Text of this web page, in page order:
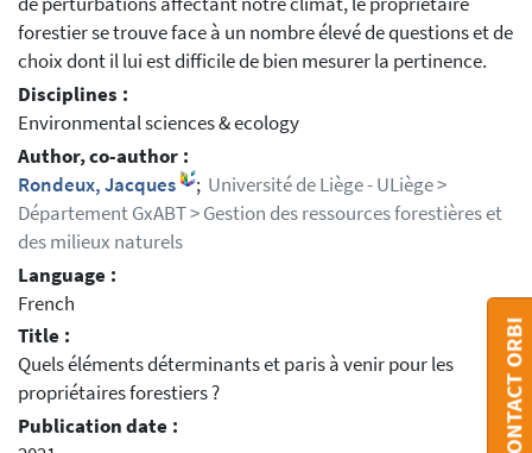
forestier se trouve face à un nombre élevé de questions et de
choix dont il lui est difficile de bien mesurer la pertinence.
Disciplines :
Environmental sciences & ecology
Author, co-author :
Rondeux, Jacques
; Université de Liège - ULiège >
Département GxABT > Gestion des ressources forestières et
des milieux naturels
Language :
French
Title :
Quels éléments déterminants et paris à venir pour les
propriétaires forestiers ?
Publication date :
CONTACT ORBI